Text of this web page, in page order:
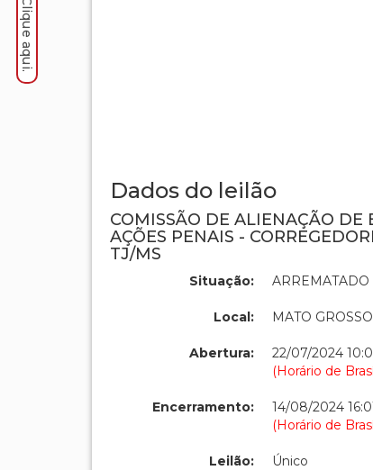
Dados do leilão
COMISSÃO DE ALIENAÇÃO DE
AÇÕES PENAIS -
TJ/MS
Situação: ARREMATADO
Local: MATO
Abertura:
22/07/2024
(Horário de
Encerramento:
14/08/2024
(Horário de
Leilão: Único